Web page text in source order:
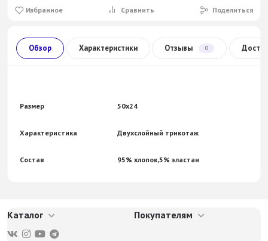
Избранное Сравнить Поделиться
Обзор Характеристики Отзывы 0
Размер 50x24
Характеристика Двухслойный трикотаж
Состав 95% хлопок,5% эластан
Каталог Покупателям